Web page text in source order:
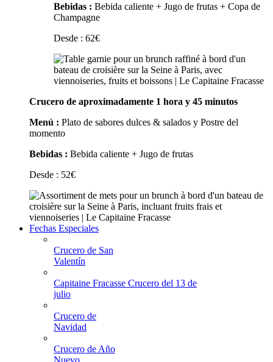
Bebidas : Bebida caliente + Jugo de frutas + Copa de
Champagne
Desde : 62€
Crucero de aproximadamente 1 hora y 45 minutos
Menú : Plato de sabores dulces & salados y Postre del
momento
Bebidas : Bebida caliente + Jugo de frutas
Desde : 52€
Fechas Especiales
Crucero de San
Valentín
Capitaine Fracasse Crucero del 13 de
julio
Crucero de
Navidad
Crucero de Año
Nuevo